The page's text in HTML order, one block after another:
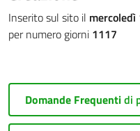
Inserito sul sito il
per numero giorni 1117
Domande Frequentidi